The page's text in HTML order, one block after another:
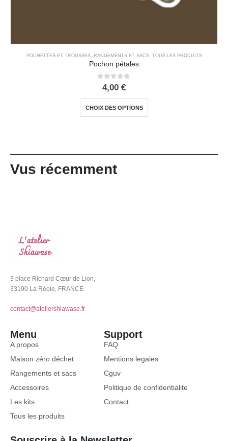
POCHETTES ET TROUSSES, RANGEMENTS ET SACS, TOUS LES PRODUITS
Pochon pétales
out of 5
4,00 €
CHOIX DES OPTIONS
Vus récemment
3 place Richard Cœur de Lion,
33190 La Réole, FRANCE
contact@ateliershiawase.fr
Menu
A propos
Maison zéro déchet
Rangements et sacs
Accessoires
Les kits
Tous les produits
Support
FAQ
Mentions legales
Cguv
Politique de confidentialite
Contact